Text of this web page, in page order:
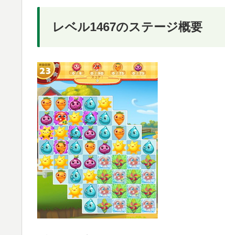
レベル1467のステージ概要